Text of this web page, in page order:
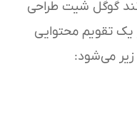
گوگل شیت طراحی
یک تقویم محتوایی
زیر می‌شود: